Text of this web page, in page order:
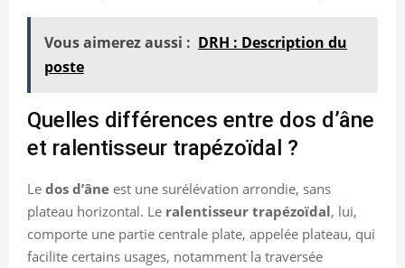
Vous aimerez aussi : DRH : Description du
poste
Quelles différences entre dos d’âne
et ralentisseur trapézoïdal ?
Le dos d’âne est une surélévation arrondie, sans
plateau horizontal. Le ralentisseur trapézoïdal, lui,
comporte une partie centrale plate, appelée plateau, qui
facilite certains usages, notamment la traversée